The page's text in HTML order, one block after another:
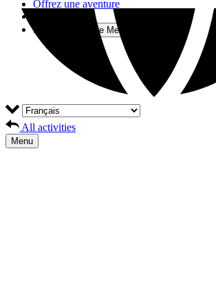
Offrez une aventure
Plus
Open More Menu
All activities
Menu